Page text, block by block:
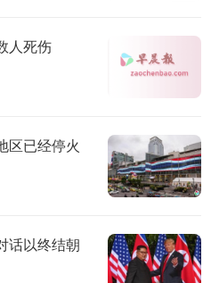
人死伤
区已经停火
话以终结朝